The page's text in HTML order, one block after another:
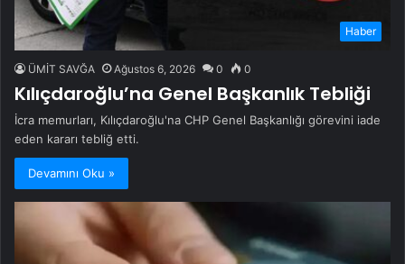
Haber
ÜMİT SAVĞA Ağustos 6, 2026 0 0
Kılıçdaroğlu’na Genel Başkanlık Tebliği
İcra memurları, Kılıçdaroğlu'na CHP Genel Başkanlığı görevini iade
eden kararı tebliğ etti.
Devamını Oku »